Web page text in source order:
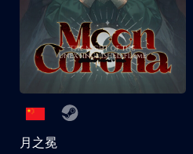
月之冕